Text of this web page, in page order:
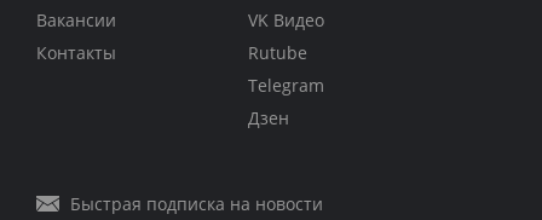
Вакансии
Контакты
VK Видео
Rutube
Telegram
Дзен
Быстрая подписка на новости